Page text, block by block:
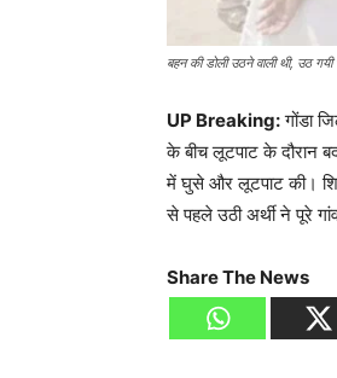
बहन की डोली उठने वाली थी, उठ गयी
UP Breaking:गोंडा
के बीच लूटपाट के दौरान
में घुसे और लूटपाट की।
से पहले उठी अर्थी ने पूरे
Share The News